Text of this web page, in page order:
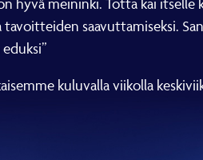
hyvä meininki. Totta kai
tavoitteiden saavuttamiseksi.
kuluvalla viikolla